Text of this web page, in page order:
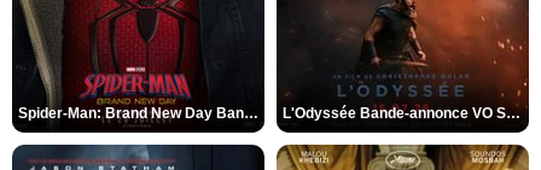
Spider-Man: Brand New Day Bande-annonce VO STFR L'Odyssée Bande-annonce VO STFR